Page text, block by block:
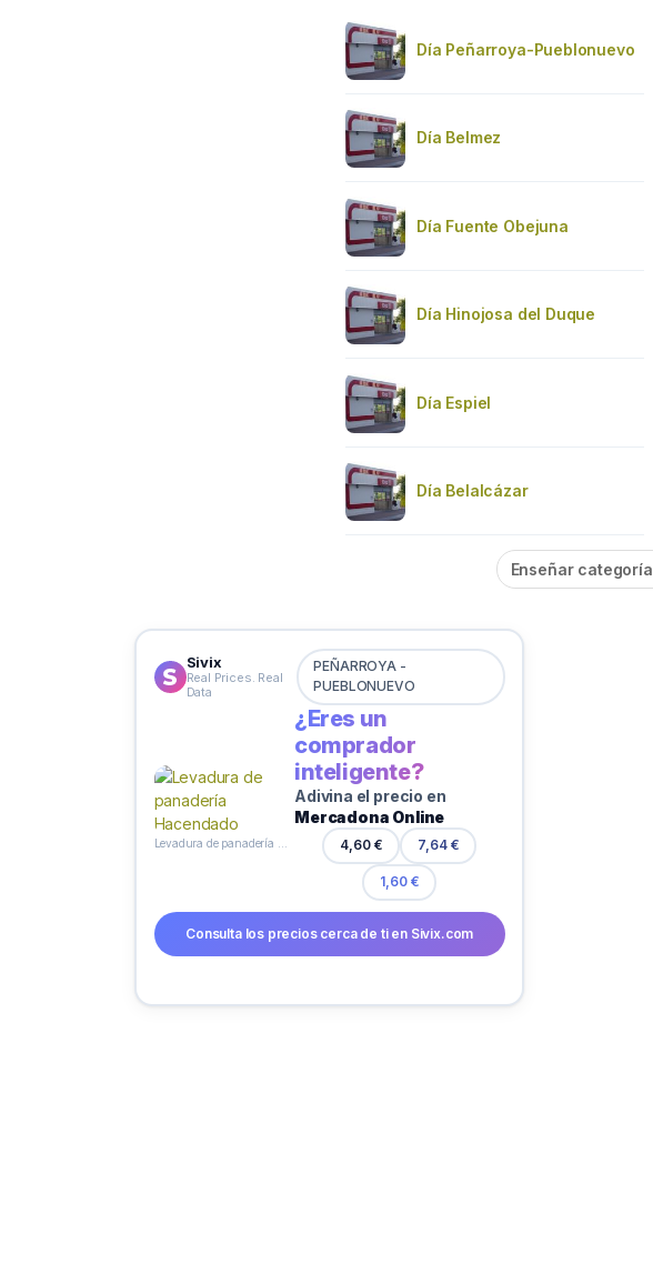
Día Peñarroya-Pueblonuevo
Día Belmez
Día Fuente Obejuna
Día Hinojosa del Duque
Día Espiel
Día Belalcázar
Enseñar categoría
Sivix
Real Prices. Real
Data
PEÑARROYA -
PUEBLONUEVO
¿Eres un
comprador
inteligente?
Adivina el precio en
Mercadona Online
4,60 € 7,64 €
1,60 €
Consulta los precios cerca de ti en Sivix.com